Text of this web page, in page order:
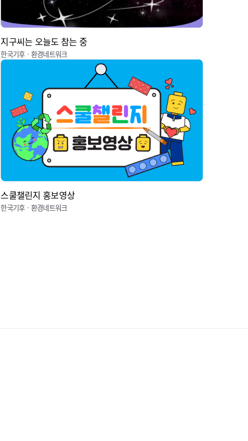
지구씨는 오늘도 참는 중
한국기후ㆍ환경네트워크
스쿨챌린지 홍보영상
한국기후ㆍ환경네트워크